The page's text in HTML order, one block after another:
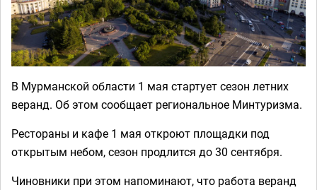
В Мурманской области 1 мая стартует сезон летних
веранд. Об этом сообщает региональное Минтуризма.
Рестораны и кафе 1 мая откроют площадки под
открытым небом, сезон продлится до 30 сентября.
Чиновники при этом напоминают, что работа веранд